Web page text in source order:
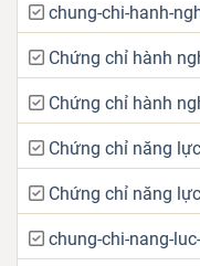
chung-chi-hanh-
Chứng chỉ hành
Chứng chỉ hành
Chứng chỉ năng
Chứng chỉ năng
chung-chi-nang-